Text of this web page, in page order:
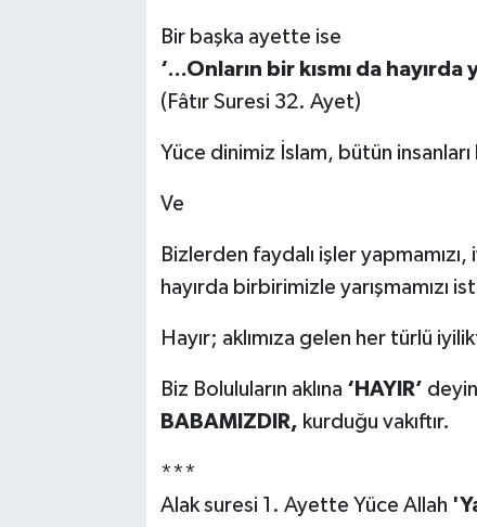
Bir başka ayette ise
‘...Onların bir kısmı da
(Fâtır Suresi 32. Ayet)
Yüce dinimiz İslam, bütün
Ve
Bizlerden faydalı işler
hayırda birbirimizle yarışmamızı
Hayır; aklımıza gelen her türlü
Biz Boluluların aklına ‘HAYIR’
BABAMIZDIR, kurduğu vakıftır.
***
Alak suresi 1. Ayette Yüce Allah